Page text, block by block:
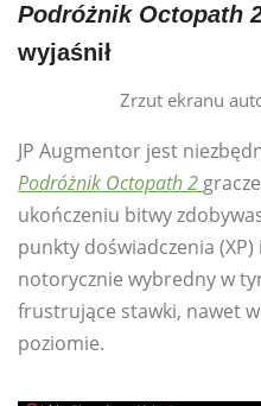
Podróżnik Octopath
wyjaśnił
Zrzut ekranu
JP Augmentor jest
Podróżnik Octopath 2
ukończeniu bitwy
punkty doświadczenia (XP)
notorycznie wybredny w
frustrujące stawki, nawet
poziomie.